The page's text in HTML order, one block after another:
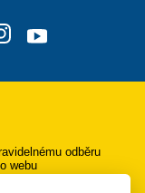
odběru
webu